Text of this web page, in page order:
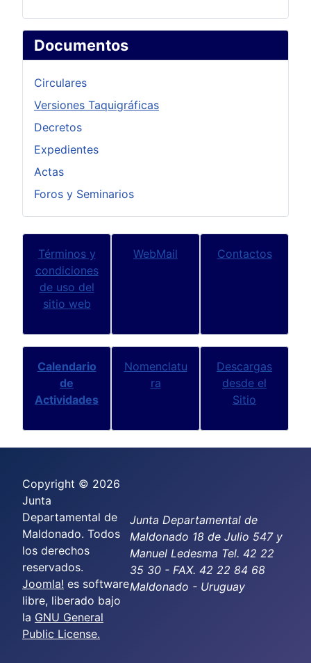
Documentos
Circulares
Versiones Taquigráficas
Decretos
Expedientes
Actas
Foros y Seminarios
Términos y
condiciones
de uso del
sitio web
WebMail Contactos
Calendario
de
Actividades
Nomenclatu
ra
Descargas
desde el
Sitio
Copyright © 2026
Junta
Departamental de
Maldonado. Todos
los derechos
reservados.
Joomla! es software
libre, liberado bajo
la GNU General
Public License.
Junta Departamental de
Maldonado 18 de Julio 547 y
Manuel Ledesma Tel. 42 22
35 30 - FAX. 42 22 84 68
Maldonado - Uruguay